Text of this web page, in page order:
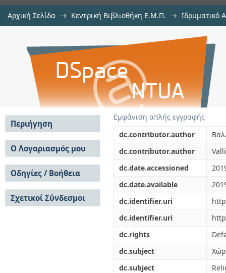
Αρχική Σελίδα → Κεντρική Βιβλιοθήκη Ε.Μ.Π. → Ιδρυματικό
Το ιερό και το υψηλό: το βίωμα
Εμφάνιση απλής εγγραφής
dc.contributor.author
dc.contributor.author
dc.date.accessioned
dc.date.available
dc.identifier.uri
dc.identifier.uri
dc.rights
dc.subject
dc.subject
Περιήγηση
Σε όλο το DSpace
Κοινότητες & Συλλογές
Ανά Ημερομηνία
Έκδοσης
Συγγραφείς
Τίτλοι
Θέματα
Ο Λογαριασμός μου
Σύνδεση
Εγγραφή
Οδηγίες / Βοήθεια
Οδηγίες Υποβολής
Οδηγίες Χρήσης ΙΑ
Συχνές Ερωτήσεις
Σχετικοί Σύνδεσμοι